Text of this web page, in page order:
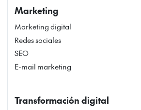
Marketing
Marketing digital
Redes sociales
SEO
E-mail marketing
Transformación digital